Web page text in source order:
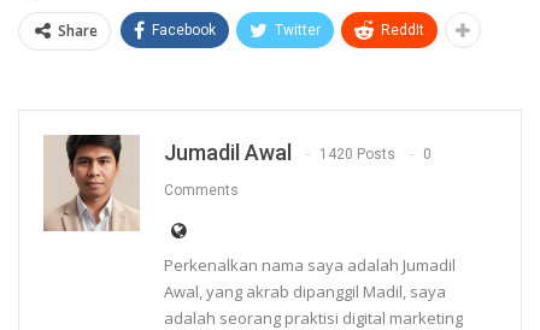
Share Facebook Twitter ReddIt
Jumadil Awal 1420 Posts 0
Comments
Perkenalkan nama saya adalah Jumadil
Awal, yang akrab dipanggil Madil, saya
adalah seorang praktisi digital marketing